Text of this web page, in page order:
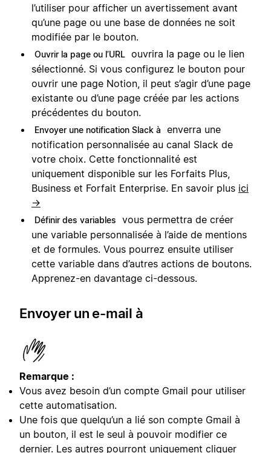
l’utiliser pour afficher un avertissement avant
qu’une page ou une base de données ne soit
modifiée par le bouton.
Ouvrir la page ou l’URL ouvrira la page ou le lien
sélectionné. Si vous configurez le bouton pour
ouvrir une page Notion, il peut s’agir d’une page
existante ou d’une page créée par les actions
précédentes du bouton.
Envoyer une notification Slack à
enverra une
notification personnalisée au canal Slack de
votre choix. Cette fonctionnalité est
uniquement disponible sur les Forfaits Plus,
Business et Forfait Enterprise. En savoir plus ici
→
Définir des variables
vous permettra de créer
une variable personnalisée à l’aide de mentions
et de formules. Vous pourrez ensuite utiliser
cette variable dans d’autres actions de boutons.
Apprenez-en davantage ci-dessous.
Envoyer un e-mail à
Remarque :
Vous avez besoin d’un compte Gmail pour utiliser
cette automatisation.
Une fois que quelqu’un a lié son compte Gmail à
un bouton, il est le seul à pouvoir modifier ce
dernier. Les autres pourront uniquement cliquer